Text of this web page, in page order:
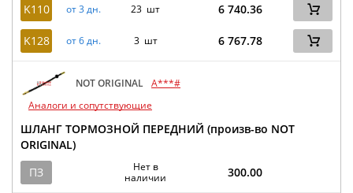
K110
от 3 дн. 23 шт 6 740.36
K128 от 6 дн. 3 шт 6 767.78
NOT ORIGINAL A***#
Аналоги и сопутствующие
ШЛАНГ ТОРМОЗНОЙ ПЕРЕДНИЙ (произв-во NOT
ORIGINAL)
ПЗ
Нет в
наличии
300.00